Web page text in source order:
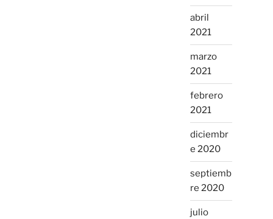
abril
2021
marzo
2021
febrero
2021
diciembr
e 2020
septiemb
re 2020
julio